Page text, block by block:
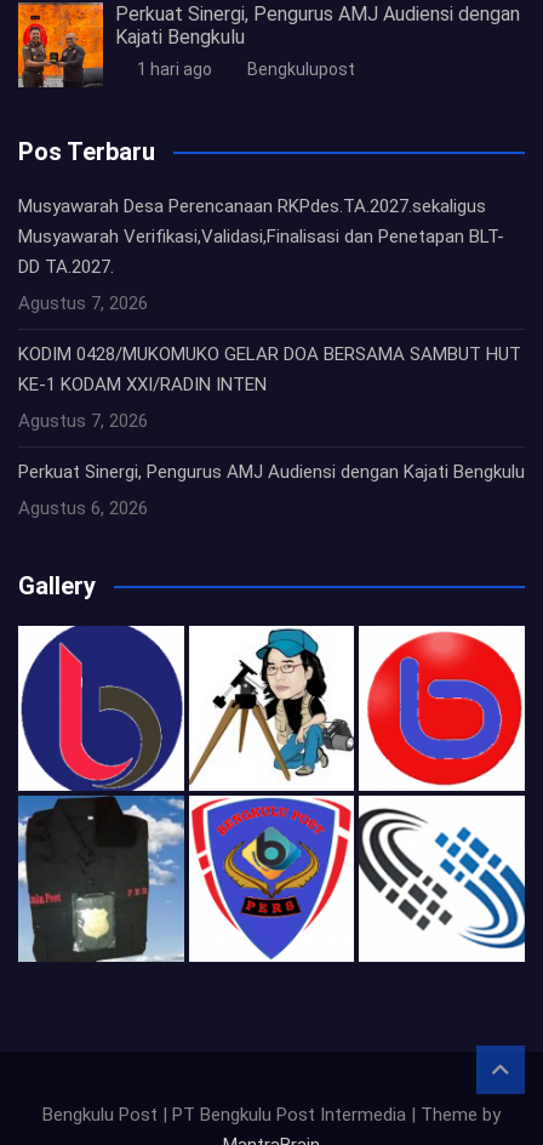
Perkuat Sinergi, Pengurus AMJ Audiensi dengan
Kajati Bengkulu
1 hari ago Bengkulupost
Pos Terbaru
Musyawarah Desa Perencanaan RKPdes.TA.2027.sekaligus
Musyawarah Verifikasi,Validasi,Finalisasi dan Penetapan BLT-
DD TA.2027.
Agustus 7, 2026
KODIM 0428/MUKOMUKO GELAR DOA BERSAMA SAMBUT HUT
KE-1 KODAM XXI/RADIN INTEN
Agustus 7, 2026
Perkuat Sinergi, Pengurus AMJ Audiensi dengan Kajati Bengkulu
Agustus 6, 2026
Gallery
Bengkulu Post | PT Bengkulu Post Intermedia | Theme by